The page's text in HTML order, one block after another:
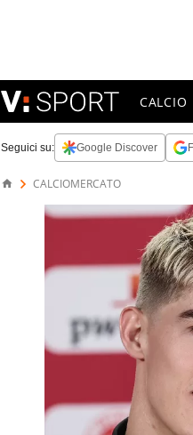
CALCIO
Seguici su: Google Discover
CALCIOMERCATO